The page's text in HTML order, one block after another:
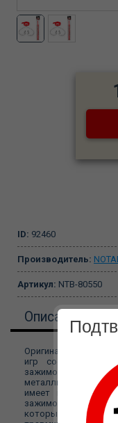
ID: 92460
Производитель:
Артикул: NTB-80550
Описание
Оригинальный
игр состоит из
зажимов для
металлическими
имеет
зажимов
которые